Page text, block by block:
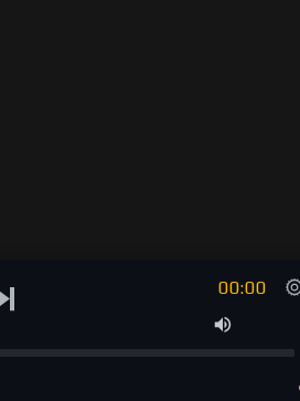
00:00